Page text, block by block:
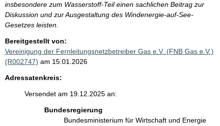
insbesondere zum Wasserstoff-Teil einen sachlichen Beitrag zur
Diskussion und zur Ausgestaltung des Windenergie-auf-See-
Gesetzes leisten.
Bereitgestellt von:
Vereinigung der Fernleitungsnetzbetreiber Gas e.V. (FNB Gas e.V.)
(R002747) am 15.01.2026
Adressatenkreis:
Versendet am 19.12.2025 an:
Bundesregierung
Bundesministerium für Wirtschaft und Energie